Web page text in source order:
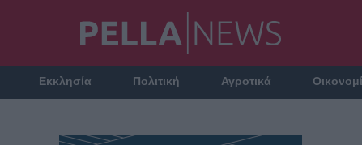
Εκκλησία Πολιτική Αγροτικά